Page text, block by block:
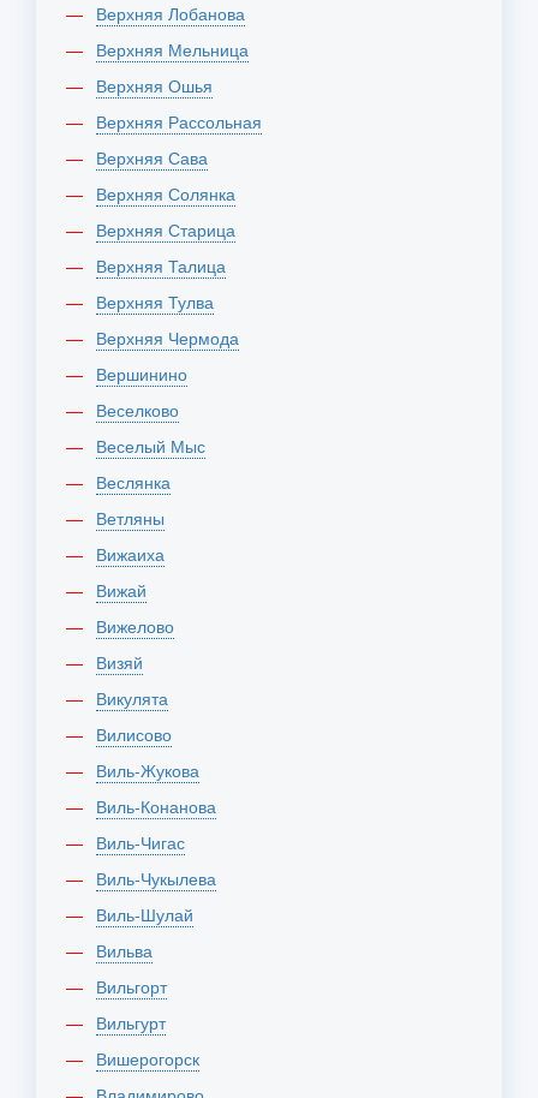
Верхняя Лобанова
Верхняя Мельница
Верхняя Ошья
Верхняя Рассольная
Верхняя Сава
Верхняя Солянка
Верхняя Старица
Верхняя Талица
Верхняя Тулва
Верхняя Чермода
Вершинино
Веселково
Веселый Мыс
Веслянка
Ветляны
Вижаиха
Вижай
Вижелово
Визяй
Викулята
Вилисово
Виль-Жукова
Виль-Конанова
Виль-Чигас
Виль-Чукылева
Виль-Шулай
Вильва
Вильгорт
Вильгурт
Вишерогорск